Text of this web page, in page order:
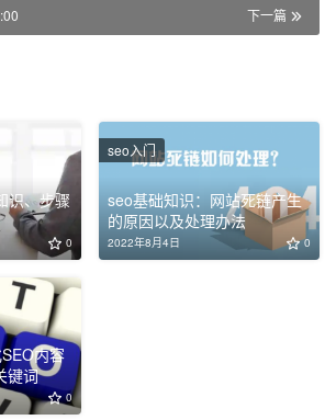
下一篇
识、步骤
0
seo基础知识：网站死链产生
的原因以及处理办法
2022年8月4日 0
seo入门
内容
键词
0